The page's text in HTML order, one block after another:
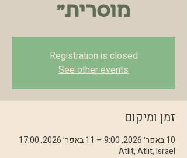
מוסרית״
Registration is closed
See other events
זמן ומיקום
10 באפר׳ 2026, 9:00 – 11 באפר׳ 2026, 17:00
Atlit, Atlit, Israel